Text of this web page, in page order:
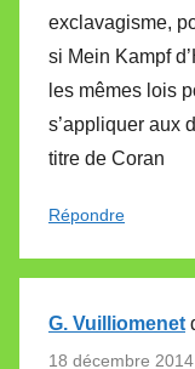
exclavagisme,
si Mein Kampf
les mêmes lois
s’appliquer aux
titre de Coran
Répondre
G. Vuilliomenet
18 décembre